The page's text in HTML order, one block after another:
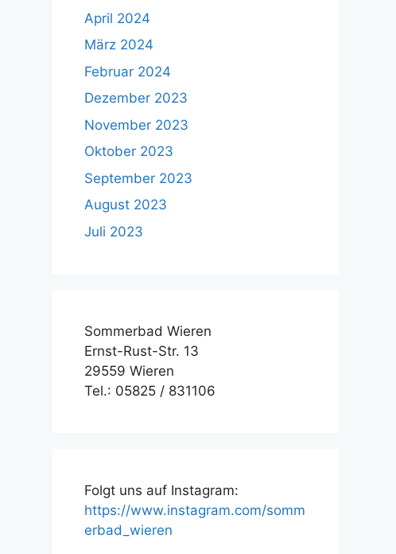
April 2024
März 2024
Februar 2024
Dezember 2023
November 2023
Oktober 2023
September 2023
August 2023
Juli 2023
Sommerbad Wieren
Ernst-Rust-Str. 13
29559 Wieren
Tel.: 05825 / 831106
Folgt uns auf Instagram:
https://www.instagram.com/somm
erbad_wieren